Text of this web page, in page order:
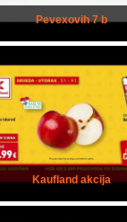
Pevexovih 7 b
Kaufland akcija